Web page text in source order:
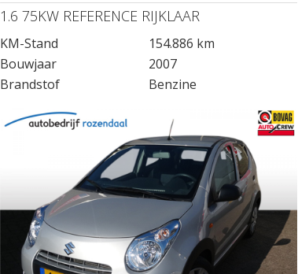
1.6 75KW REFERENCE RIJKLAAR
KM-Stand
154.886 km
Bouwjaar
2007
Brandstof
Benzine